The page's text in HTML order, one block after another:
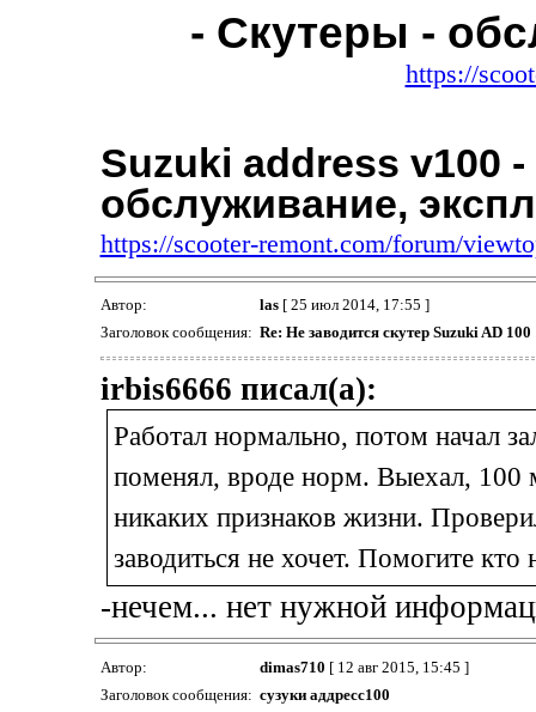
- Скутеры -
https://
Suzuki address v100
обслуживание,
https://scooter-remont.com/forum/
Автор: las[ 25 июл 2014, 17:55 ]
Заголовок сообщения: Re: Не заводится скутер Suzuki AD 100
irbis6666 писал(а):
Работал нормально, потом начал
поменял, вроде норм. Выехал, 100
никаких признаков жизни.
заводиться не хочет. Помогите кто
-нечем... нет нужной
Автор: dimas710 [ 12 авг 2015, 15:45 ]
Заголовок сообщения: сузуки аддресс100